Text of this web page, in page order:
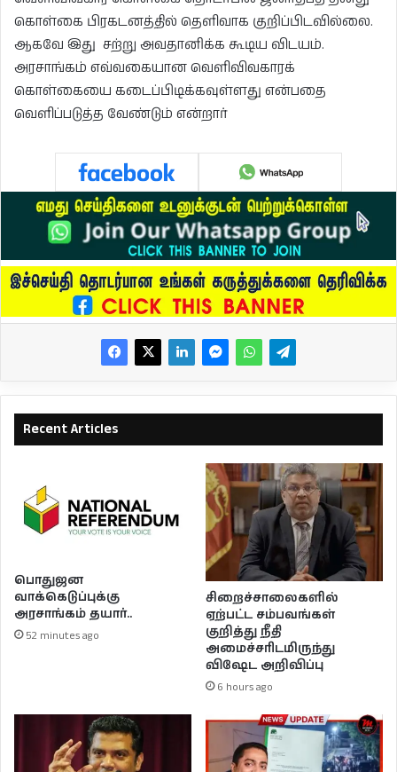
கொள்கை பிரகடனத்தில் தெளிவாக குறிப்பிடவில்லை.
ஆகவே இது சற்று அவதானிக்க கூடிய விடயம்.
அரசாங்கம் எவ்வகையான வெளிவிவகாரக்
கொள்கையை கடைப்பிடிக்கவுள்ளது என்பதை
வெளிப்படுத்த வேண்டும் என்றார்
Recent Articles
பொதுஜன
வாக்கெடுப்புக்கு
அரசாங்கம் தயார்..
52 minutes ago
சிறைச்சாலைகளில்
ஏற்பட்ட சம்பவங்கள்
குறித்து நீதி
அமைச்சரிடமிருந்து
விஷேட அறிவிப்பு
6 hours ago